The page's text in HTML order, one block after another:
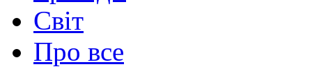
Світ
Про все